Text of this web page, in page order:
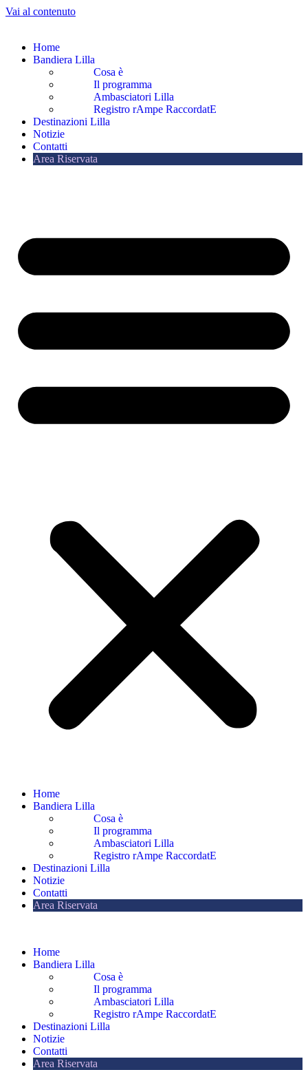
Vai al contenuto
Home
Bandiera Lilla
Cosa è
Il programma
Ambasciatori Lilla
Registro rAmpe RaccordatE
Destinazioni Lilla
Notizie
Contatti
Area Riservata
Home
Bandiera Lilla
Cosa è
Il programma
Ambasciatori Lilla
Registro rAmpe RaccordatE
Destinazioni Lilla
Notizie
Contatti
Area Riservata
Home
Bandiera Lilla
Cosa è
Il programma
Ambasciatori Lilla
Registro rAmpe RaccordatE
Destinazioni Lilla
Notizie
Contatti
Area Riservata